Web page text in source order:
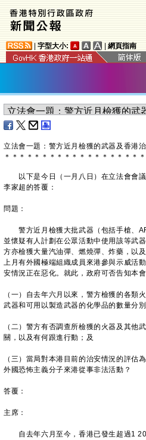
字型大小: 網頁指南
立法會一題：警方近月檢獲的武器及香港
＊ ＊ ＊ ＊ ＊ ＊ ＊ ＊ ＊ ＊ ＊ ＊ ＊ ＊ ＊ ＊ ＊ ＊ ＊
以下是今日（一月八日）在立法會會議
李家超的答覆：
問題：
警方近月檢獲大批武器（包括手槍、
並懷疑有人計劃在公眾活動中使用該等武
方亦檢獲大量汽油彈、燃燒彈、炸藥，以
上月有外國極端組織成員來港參與示威活
安情況正在惡化。就此，政府可否告知本會
（一）自去年六月以來，警方檢獲的各類
武器和可用以製造武器的化學品的數量分別
（二）警方有否調查所檢獲的火器及其他
關，以及有何跟進行動；及
（三）當局對本港目前的治安情況的評估
外國恐怖主義分子來港從事非法活動？
答覆：
主席：
自去年六月至今，香港已發生超過1